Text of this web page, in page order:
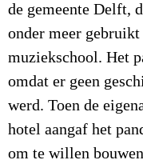
de gemeente Delft,
onder meer
muziekschool. Het
omdat er geen
werd. Toen de
hotel aangaf het
om te willen